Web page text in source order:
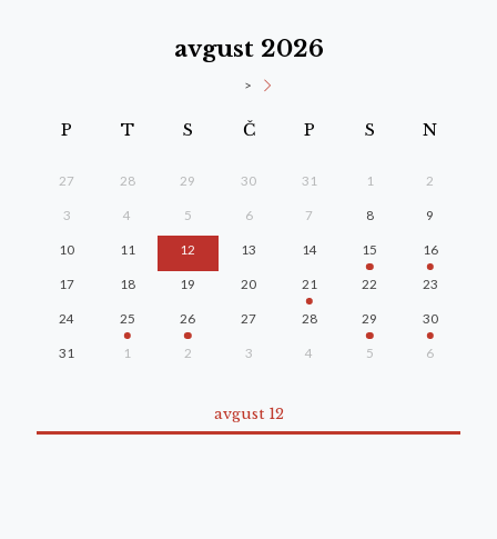
avgust 2026
>
P T S Č P S N
27 28 29 30 31 1 2
3 4 5 6 7 8 9
10 11 12 13 14 15 16
17 18 19 20 21 22 23
24 25 26 27 28 29 30
31 1 2 3 4 5 6
avgust 12